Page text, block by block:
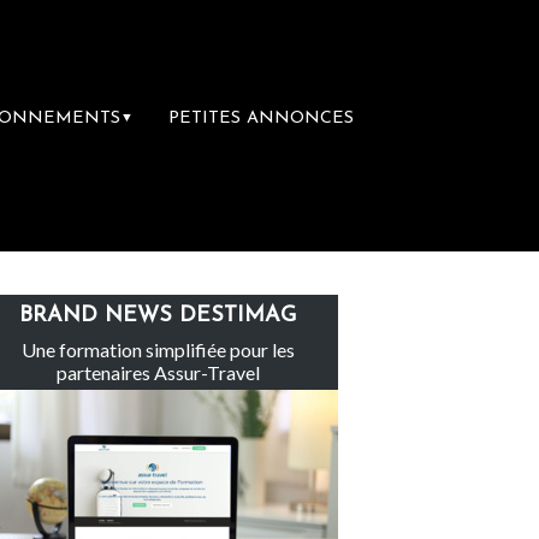
▼ PETITES ANNONCES
rachète Eden Tour
BRAND NEWS DESTIMAG
Une formation simplifiée pour les
partenaires Assur-Travel